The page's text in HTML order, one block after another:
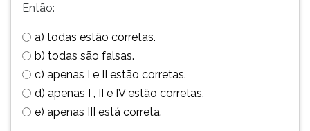
Então:
a) todas estão corretas.
b) todas são falsas.
c) apenas I e II estão corretas.
d) apenas I , II e IV estão corretas.
e) apenas III está correta.